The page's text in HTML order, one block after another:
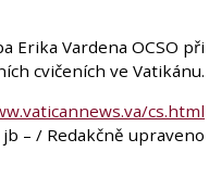
Erika Vardena OCSO při
cvičeních ve Vatikánu.
cs.html
– / Redakčně upraveno